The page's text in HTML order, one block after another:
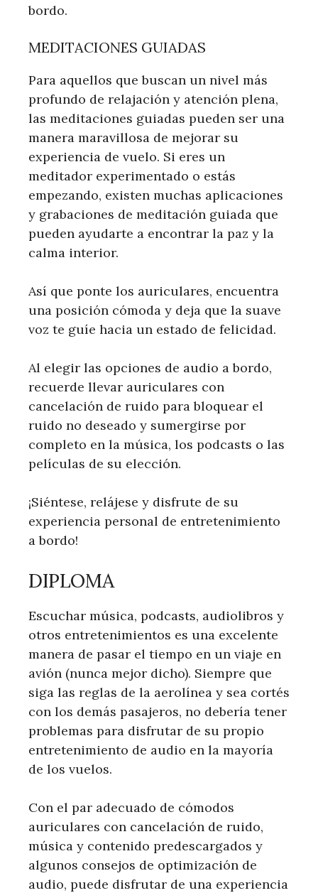
bordo.
MEDITACIONES GUIADAS
Para aquellos que buscan un nivel más
profundo de relajación y atención plena,
las meditaciones guiadas pueden ser una
manera maravillosa de mejorar su
experiencia de vuelo. Si eres un
meditador experimentado o estás
empezando, existen muchas aplicaciones
y grabaciones de meditación guiada que
pueden ayudarte a encontrar la paz y la
calma interior.
Así que ponte los auriculares, encuentra
una posición cómoda y deja que la suave
voz te guíe hacia un estado de felicidad.
Al elegir las opciones de audio a bordo,
recuerde llevar auriculares con
cancelación de ruido para bloquear el
ruido no deseado y sumergirse por
completo en la música, los podcasts o las
películas de su elección.
¡Siéntese, relájese y disfrute de su
experiencia personal de entretenimiento
a bordo!
DIPLOMA
Escuchar música, podcasts, audiolibros y
otros entretenimientos es una excelente
manera de pasar el tiempo en un viaje en
avión (nunca mejor dicho). Siempre que
siga las reglas de la aerolínea y sea cortés
con los demás pasajeros, no debería tener
problemas para disfrutar de su propio
entretenimiento de audio en la mayoría
de los vuelos.
Con el par adecuado de cómodos
auriculares con cancelación de ruido,
música y contenido predescargados y
algunos consejos de optimización de
audio, puede disfrutar de una experiencia